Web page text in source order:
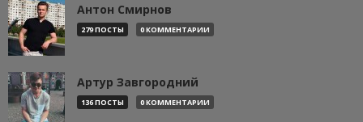
Антон Смирнов
279 ПОСТЫ 0 КОММЕНТАРИИ
Артур Завгородний
136 ПОСТЫ 0 КОММЕНТАРИИ